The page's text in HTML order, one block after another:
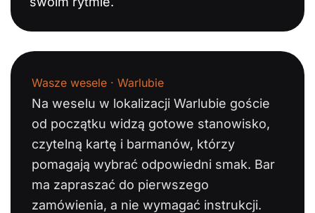
Wasze wesele · Warlubie
Na weselu w lokalizacji Warlubie goście
od początku widzą gotowe stanowisko,
czytelną kartę i barmanów, którzy
pomagają wybrać odpowiedni smak. Bar
ma zapraszać do pierwszego
zamówienia, a nie wymagać instrukcji.